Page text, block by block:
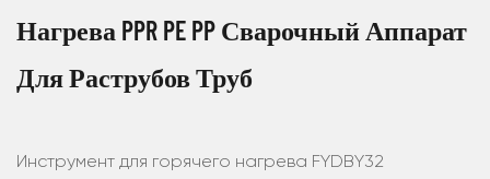
Нагрева PPR PE PP Сварочный Аппарат
Для Раструбов Труб
Инструмент для горячего нагрева FYDBY32